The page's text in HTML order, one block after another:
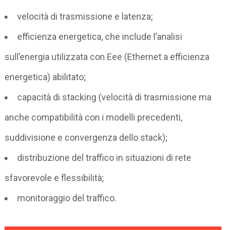
velocità di trasmissione e latenza;
efficienza energetica, che include l’analisi
sull’energia utilizzata con Eee (Ethernet a efficienza
energetica) abilitato;
capacità di stacking (velocità di trasmissione ma
anche compatibilità con i modelli precedenti,
suddivisione e convergenza dello stack);
distribuzione del traffico in situazioni di rete
sfavorevole e flessibilità;
monitoraggio del traffico.